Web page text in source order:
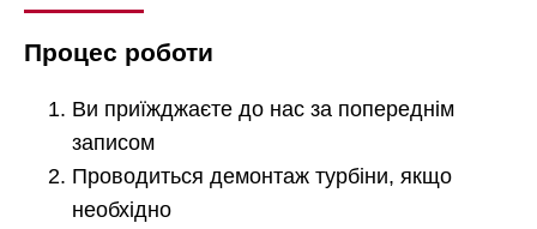
Процес роботи
Ви приїжджаєте до нас за попереднім
записом
Проводиться демонтаж турбіни, якщо
необхідно